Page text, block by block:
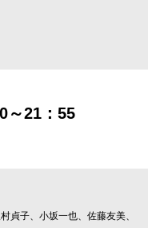
～21：55
貞子、小坂一也、佐藤友美、